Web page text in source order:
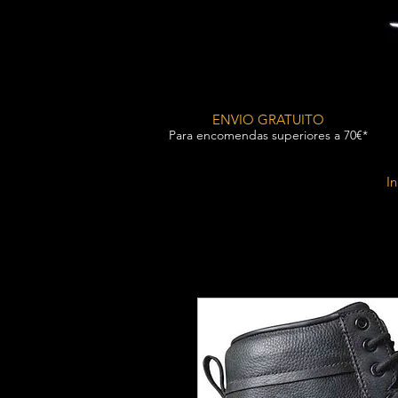
ENVIO GRATUITO
Para encomendas superiores a 70€*